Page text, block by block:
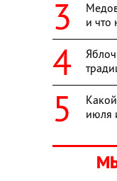
и что
июля